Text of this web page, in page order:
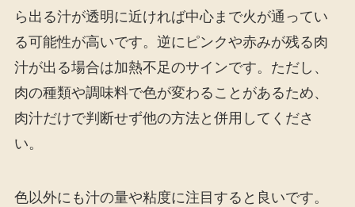
ら出る汁が透明に近ければ中心まで火が通ってい
る可能性が高いです。逆にピンクや赤みが残る肉
汁が出る場合は加熱不足のサインです。ただし、
肉の種類や調味料で色が変わることがあるため、
肉汁だけで判断せず他の方法と併用してくださ
い。
色以外にも汁の量や粘度に注目すると良いです。